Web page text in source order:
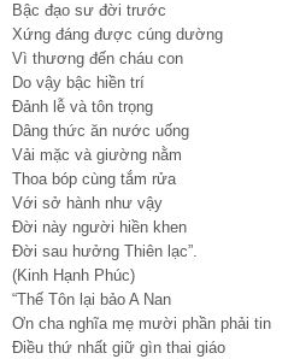
Bậc đạo sư đời trước
Xứng đáng được cúng dường
Vì thương đến cháu con
Do vậy bậc hiền trí
Đảnh lễ và tôn trọng
Dâng thức ăn nước uống
Vải mặc và giường nằm
Thoa bóp cùng tắm rửa
Với sở hành như vậy
Đời này người hiền khen
Đời sau hưởng Thiên lạc”.
(Kinh Hạnh Phúc)
“Thế Tôn lại bảo A Nan
Ơn cha nghĩa mẹ mười phần phải tin
Điều thứ nhất giữ gìn thai giáo